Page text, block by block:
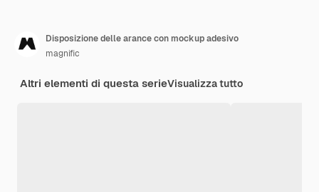
Disposizione delle arance con mockup adesivo
magnific
Altri elementi di questa serieVisualizza tutto